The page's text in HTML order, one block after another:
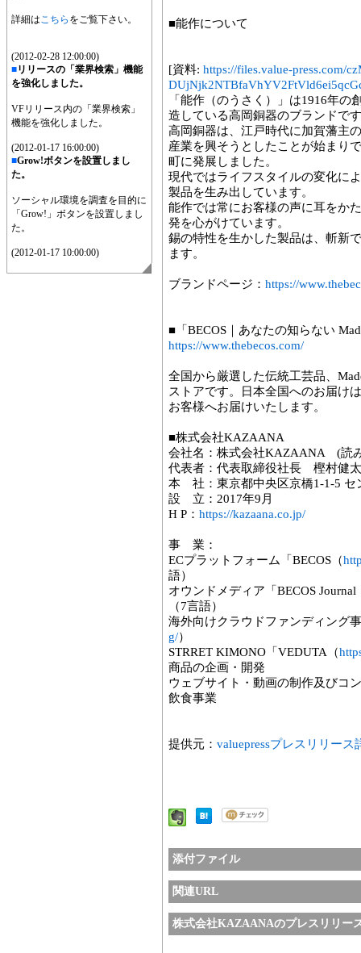
詳細はこちら をご覧下さい。
(2012-02-28 12:00:00)
■リリースの「業界検索」機能
を強化しました。
VFリリース内の「業界検索」
機能を強化しました。
(2012-01-17 16:00:00)
■Grow!ボタンを設置しまし
た。
ソーシャル環境を調査を目的に
「Grow!」ボタンを設置しまし
た。
(2012-01-17 10:00:00)
■能作について
[資料: https://files.value-press.com/
「能作（のうさく）」は1916年
造している高岡銅器のブランドで
高岡銅器は、江戸時代に加賀藩主
産業を興そうとしたことが始まり
町に発展しました。
現代ではライフスタイルの変化に
製品を生み出しています。
能作では常にお客様の声に耳をか
発を心がけています。
錫の特性を生かした製品は、斬新
ます。
ブランドページ： https://
■「BECOS｜あなたの知らない
https://www.thebecos.com/
全国から厳選した伝統工芸品、
ストアです。日本全国へのお届け
お客様へお届けいたします。
■株式会社KAZAANA
会社名：株式会社KAZAANA (読
代表者：代表取締役社長 樫村健
本 社：東京都中央区京橋1-1-5 セ
設 立：2017年9月
H P： https://kazaana.co.jp/
事 業：
ECプラットフォーム「BECOS（
語）
オウンドメディア「BECOS Journal
（7言語）
海外向けクラウドファンディング
g/）
STRRET KIMONO「VEDUTA（
商品の企画・開発
ウェブサイト・動画の制作及びコ
飲食事業
提供元： valuepressプレスリリース
添付ファイル
関連URL
株式会社KAZAANAのプレスリリー